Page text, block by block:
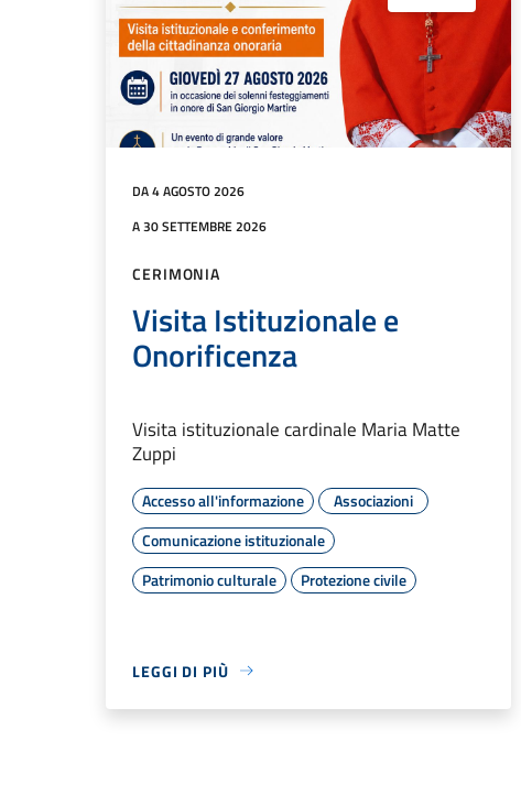
DA 4 AGOSTO 2026
A 30 SETTEMBRE 2026
CERIMONIA
Visita Istituzionale e
Onorificenza
Visita istituzionale cardinale Maria Matte
Zuppi
Accesso all'informazione
Associazioni
Comunicazione istituzionale
Patrimonio culturale
Protezione civile
LEGGI DI PIÙ